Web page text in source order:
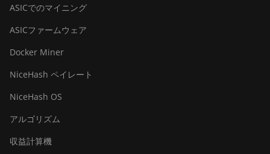
ASICでのマイニング
ASICファームウェア
Docker Miner
NiceHash ペイレート
NiceHash OS
アルゴリズム
収益計算機